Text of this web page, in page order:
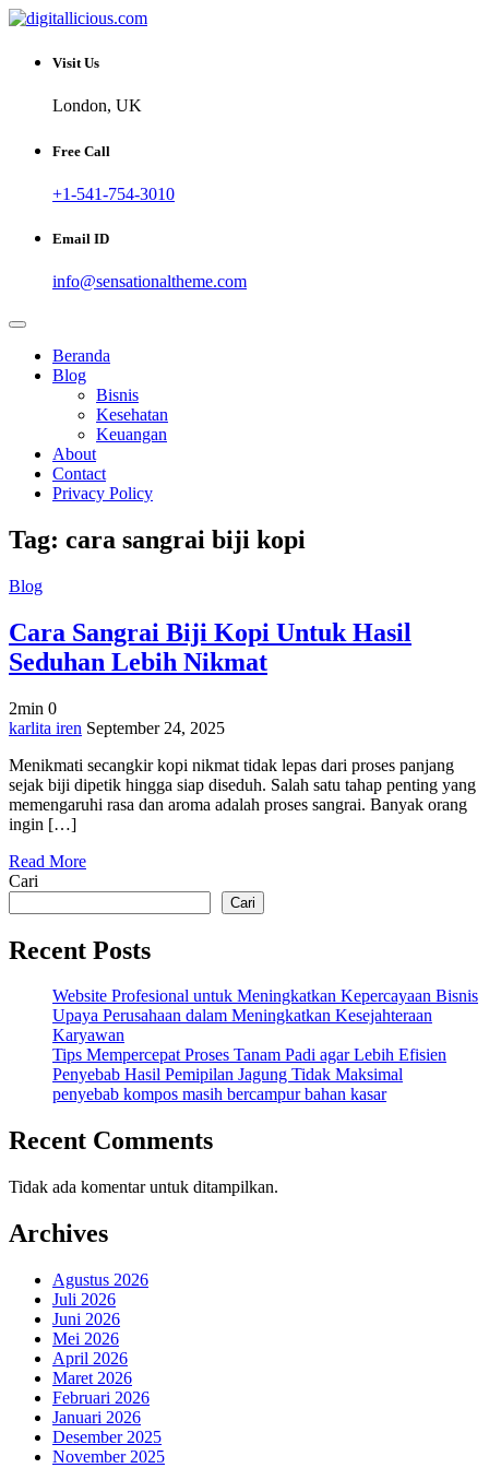
Skip
content
digitallicious.com
Sharing Digital Information
Visit Us
London, UK
Free Call
+1-541-754-3010
Email ID
info@sensationaltheme.com
Beranda
Blog
Bisnis
Kesehatan
Keuangan
About
Contact
Privacy Policy
Tag: cara sangrai biji kopi
Blog
Cara Sangrai Biji Kopi Untuk Hasil
Seduhan Lebih Nikmat
2min 0
on
Sangrai
Biji
Kopi
Untuk
Seduhan
Lebih
karlita iren September 24, 2025
Menikmati secangkir kopi nikmat tidak lepas dari proses panjang
sejak biji dipetik hingga siap diseduh. Salah satu tahap penting yang
memengaruhi rasa dan aroma adalah proses sangrai. Banyak orang
ingin […]
Read More
Cari
Cari
Recent Posts
Website Profesional untuk Meningkatkan Kepercayaan Bisnis
Upaya Perusahaan dalam Meningkatkan Kesejahteraan
Karyawan
Tips Mempercepat Proses Tanam Padi agar Lebih Efisien
Penyebab Hasil Pemipilan Jagung Tidak Maksimal
penyebab kompos masih bercampur bahan kasar
Recent Comments
Tidak ada komentar untuk ditampilkan.
Archives
Agustus 2026
Juli 2026
Juni 2026
Mei 2026
April 2026
Maret 2026
Februari 2026
Januari 2026
Desember 2025
November 2025